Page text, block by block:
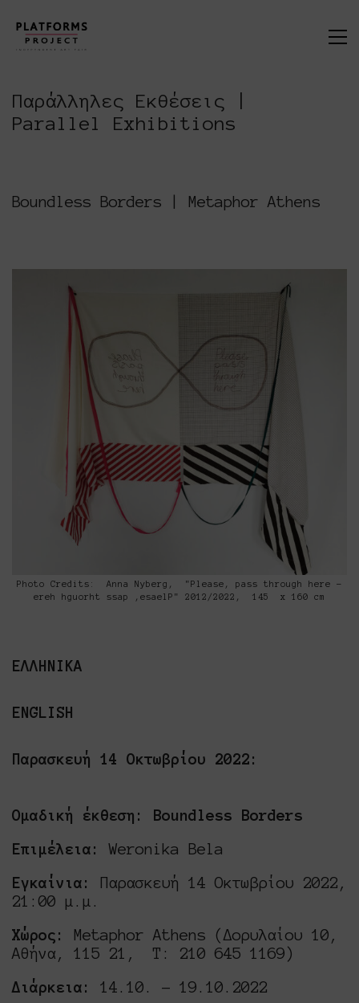
Παράλληλες Εκθέσεις |
Parallel Exhibitions
Boundless Borders | Metaphor Athens
Photo Credits: Anna Nyberg, "Please, pass through here -
ereh hguorht ssap ,esaelP" 2012/2022, 145 x 160 cm
ΕΛΛΗΝΙΚΑ
ENGLISH
Παρασκευή 14 Οκτωβρίου 2022:
Ομαδική έκθεση: Boundless Borders
Επιμέλεια:Weronika Bela
Εγκαίνια: Παρασκευή 14 Οκτωβρίου 2022,
21:00 μ.μ.
Χώρος: Metaphor Athens (Δορυλαίου 10,
Αθήνα, 115 21, Τ: 210 645 1169)
Διάρκεια: 14.10. – 19.10.2022